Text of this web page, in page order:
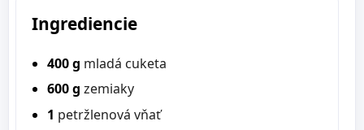
Ingrediencie
400 g mladá cuketa
600 g zemiaky
1 petržlenová vňať